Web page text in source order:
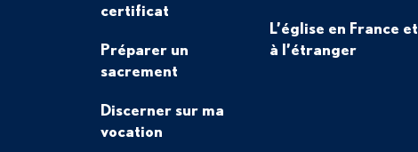
certificat
Préparer un
sacrement
Discerner sur ma
vocation
L’église en France et
à l’étranger